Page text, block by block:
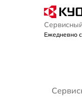
Ежедневно